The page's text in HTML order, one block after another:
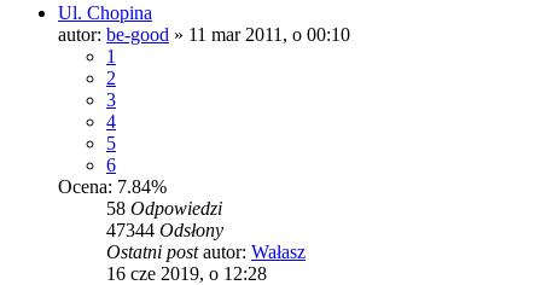
Ul. Chopina
autor: be-good » 11 mar 2011, o 00:10
1
2
3
4
5
6
Ocena: 7.84%
58 Odpowiedzi
47344 Odsłony
Ostatni postautor: Wałasz
16 cze 2019, o 12:28